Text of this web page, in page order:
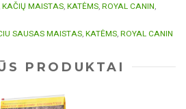
KAČIŲ MAISTAS KATĖMS ROYAL CANIN
SAUSAS MAISTAS KATĖMS ROYAL CANIN
PRODUKTAI